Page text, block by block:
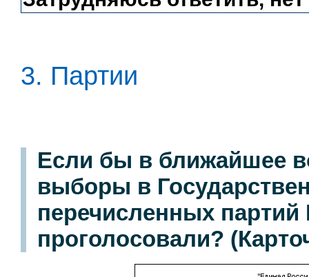
3. Партии
Если бы в ближайшее
выборы в
перечисленных
проголосовали?